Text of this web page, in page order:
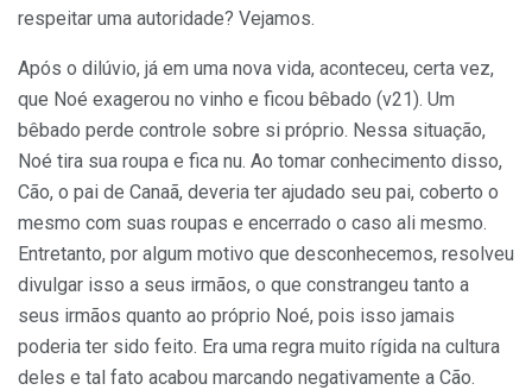
respeitar uma autoridade? Vejamos.
Após o dilúvio, já em uma nova vida, aconteceu, certa vez,
que Noé exagerou no vinho e ficou bêbado (v21). Um
bêbado perde controle sobre si próprio. Nessa situação,
Noé tira sua roupa e fica nu. Ao tomar conhecimento disso,
Cão, o pai de Canaã, deveria ter ajudado seu pai, coberto o
mesmo com suas roupas e encerrado o caso ali mesmo.
Entretanto, por algum motivo que desconhecemos, resolveu
divulgar isso a seus irmãos, o que constrangeu tanto a
seus irmãos quanto ao próprio Noé, pois isso jamais
poderia ter sido feito. Era uma regra muito rígida na cultura
deles e tal fato acabou marcando negativamente a Cão.